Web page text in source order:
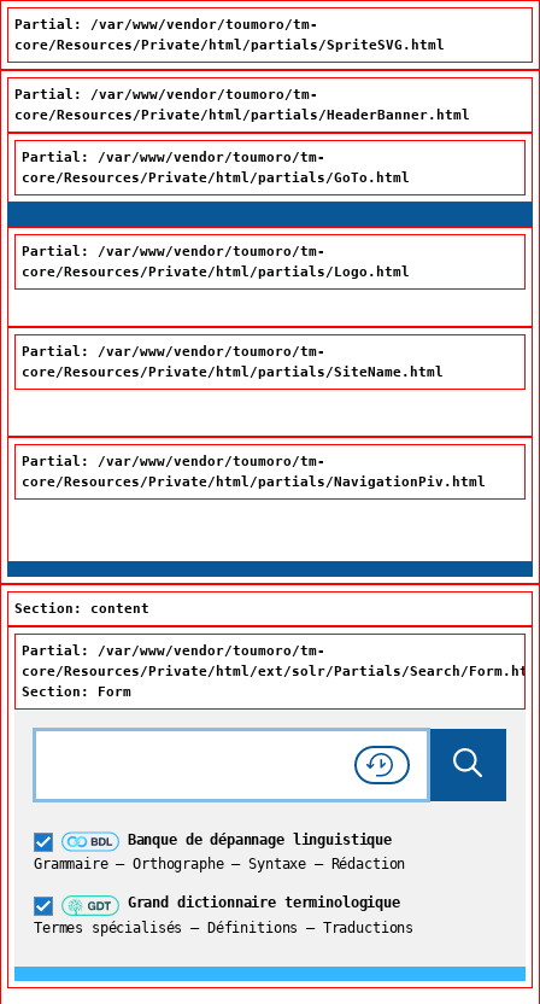
Partial: /var/www/vendor/toumoro/tm-
core/Resources/Private/html/partials/SpriteSVG.html
Partial: /var/www/vendor/toumoro/tm-
core/Resources/Private/html/partials/HeaderBanner.html
Partial: /var/www/vendor/toumoro/tm-
core/Resources/Private/html/partials/GoTo.html
Passer à la recherche
Passer au contenu
Passer à la navigation
Partial: /var/www/vendor/toumoro/tm-
core/Resources/Private/html/partials/Logo.html
Partial: /var/www/vendor/toumoro/tm-
core/Resources/Private/html/partials/SiteName.html
Partial: /var/www/vendor/toumoro/tm-
core/Resources/Private/html/partials/NavigationPiv.html
Section: content
Partial: /var/www/vendor/toumoro/tm-
core/Resources/Private/html/ext/solr/Partials/Search/
Section: Form
Rechercher dans tout le site
Lancer
Consulter l'
Historique
de recherche
Banque de dépannage linguistique
Grammaire – Orthographe – Syntaxe – Rédaction
Grand dictionnaire terminologique
Termes spécialisés – Définitions – Traductions
Grand dictionnaire terminologique
Restreindre aux termes